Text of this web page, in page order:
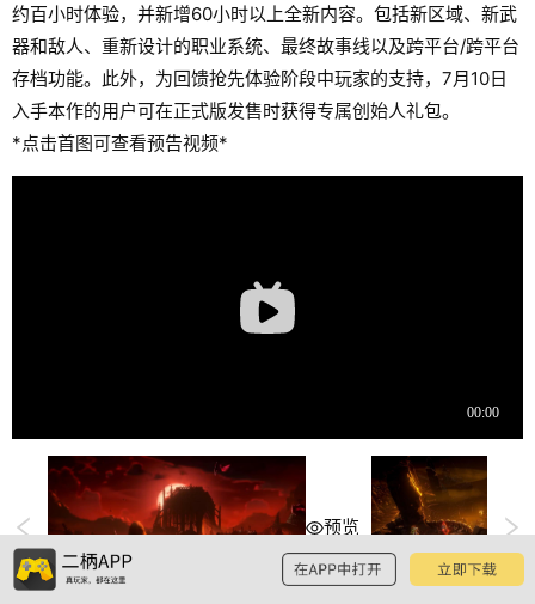
约百小时体验，并新增60小时以上全新内容。包括新区域、新武
器和敌人、重新设计的职业系统、最终故事线以及跨平台/跨平台
存档功能。此外，为回馈抢先体验阶段中玩家的支持，7月10日
入手本作的用户可在正式版发售时获得专属创始人礼包。
*点击首图可查看预告视频*
预览